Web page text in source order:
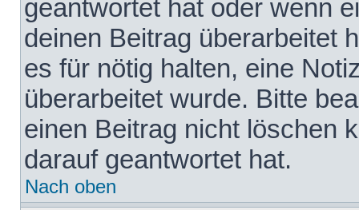
geantwortet hat oder wenn
deinen Beitrag überarbeitet
es für nötig halten, eine
überarbeitet wurde. Bitte
einen Beitrag nicht löschen
darauf geantwortet hat.
Nach oben